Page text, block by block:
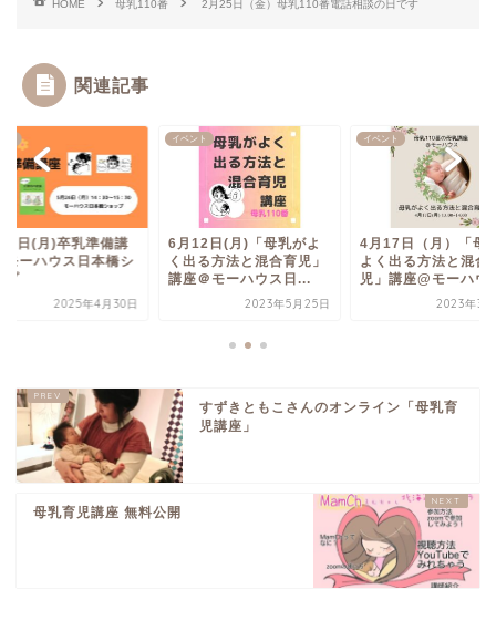
HOME 母乳110番 2月25日（金）母乳110番電話相談の日です
関連記事
日(月)卒乳準備講
モーハウス日本橋シ
プ
2025年4月30日
イベント
6月12日(月)「母乳がよ
く出る方法と混合育児」
講座＠モーハウス日...
2023年5月25日
イベント
4月17日（月）「母
よく出る方法と混合
児」講座@モーハウ
2023年3
すずきともこさんのオンライン「母乳育
児講座」
母乳育児講座 無料公開